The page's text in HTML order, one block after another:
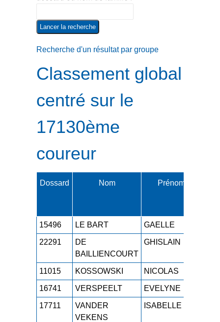
Recherche d'un résultat par groupe
Classement global
centré sur le
17130ème
coureur
Dossard Nom Prénom
15496 LE BART GAELLE
22291
DE
BAILLIENCOURT
GHISLAIN
11015 KOSSOWSKI NICOLAS
16741 VERSPEELT EVELYNE
17711
VANDER
VEKENS
ISABELLE